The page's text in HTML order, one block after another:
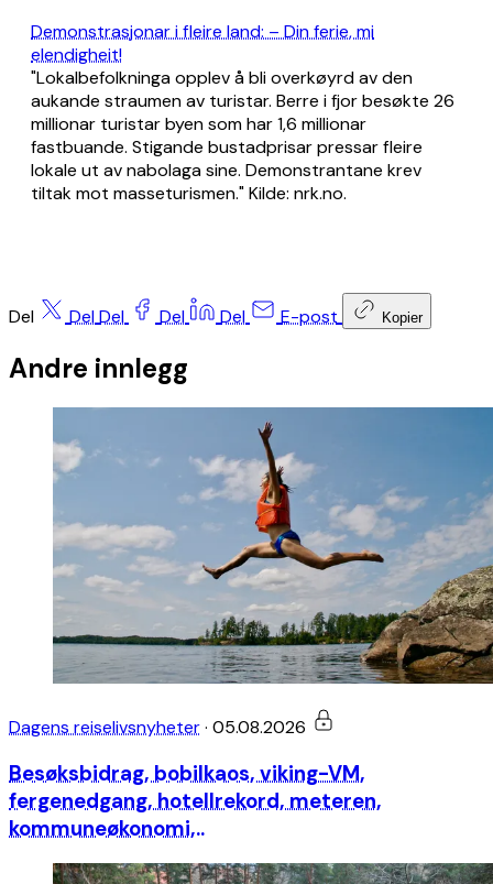
Demonstrasjonar i fleire land: – Din ferie, mi
elendigheit!
"Lokalbefolkninga opplev å bli overkøyrd av den
aukande straumen av turistar. Berre i fjor besøkte 26
millionar turistar byen som har 1,6 millionar
fastbuande. Stigande bustadprisar pressar fleire
lokale ut av nabolaga sine. Demonstrantane krev
tiltak mot masseturismen." Kilde: nrk.no.
Del DelDel Del Del E-post Kopier
Andre innlegg
Dagens reiselivsnyheter· 05.08.2026
Besøksbidrag, bobilkaos, viking-VM,
fergenedgang, hotellrekord, meteren,
kommuneøkonomi,..